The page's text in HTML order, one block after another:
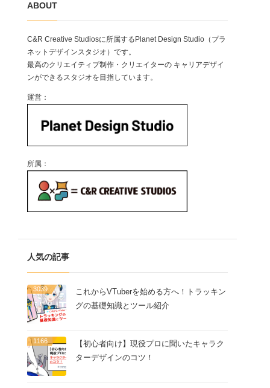
ABOUT
C&R Creative Studiosに所属するPlanet Design Studio（プラ
ネットデザインスタジオ）です。
最高のクリエイティブ制作・クリエイターの キャリアデザイ
ンができるスタジオを目指しています。
運営：
所属：
人気の記事
3039
これからVTuberを始める方へ！トラッキン
グの基礎知識とツール紹介
1166
【初心者向け】現役プロに聞いたキャラク
ターデザインのコツ！